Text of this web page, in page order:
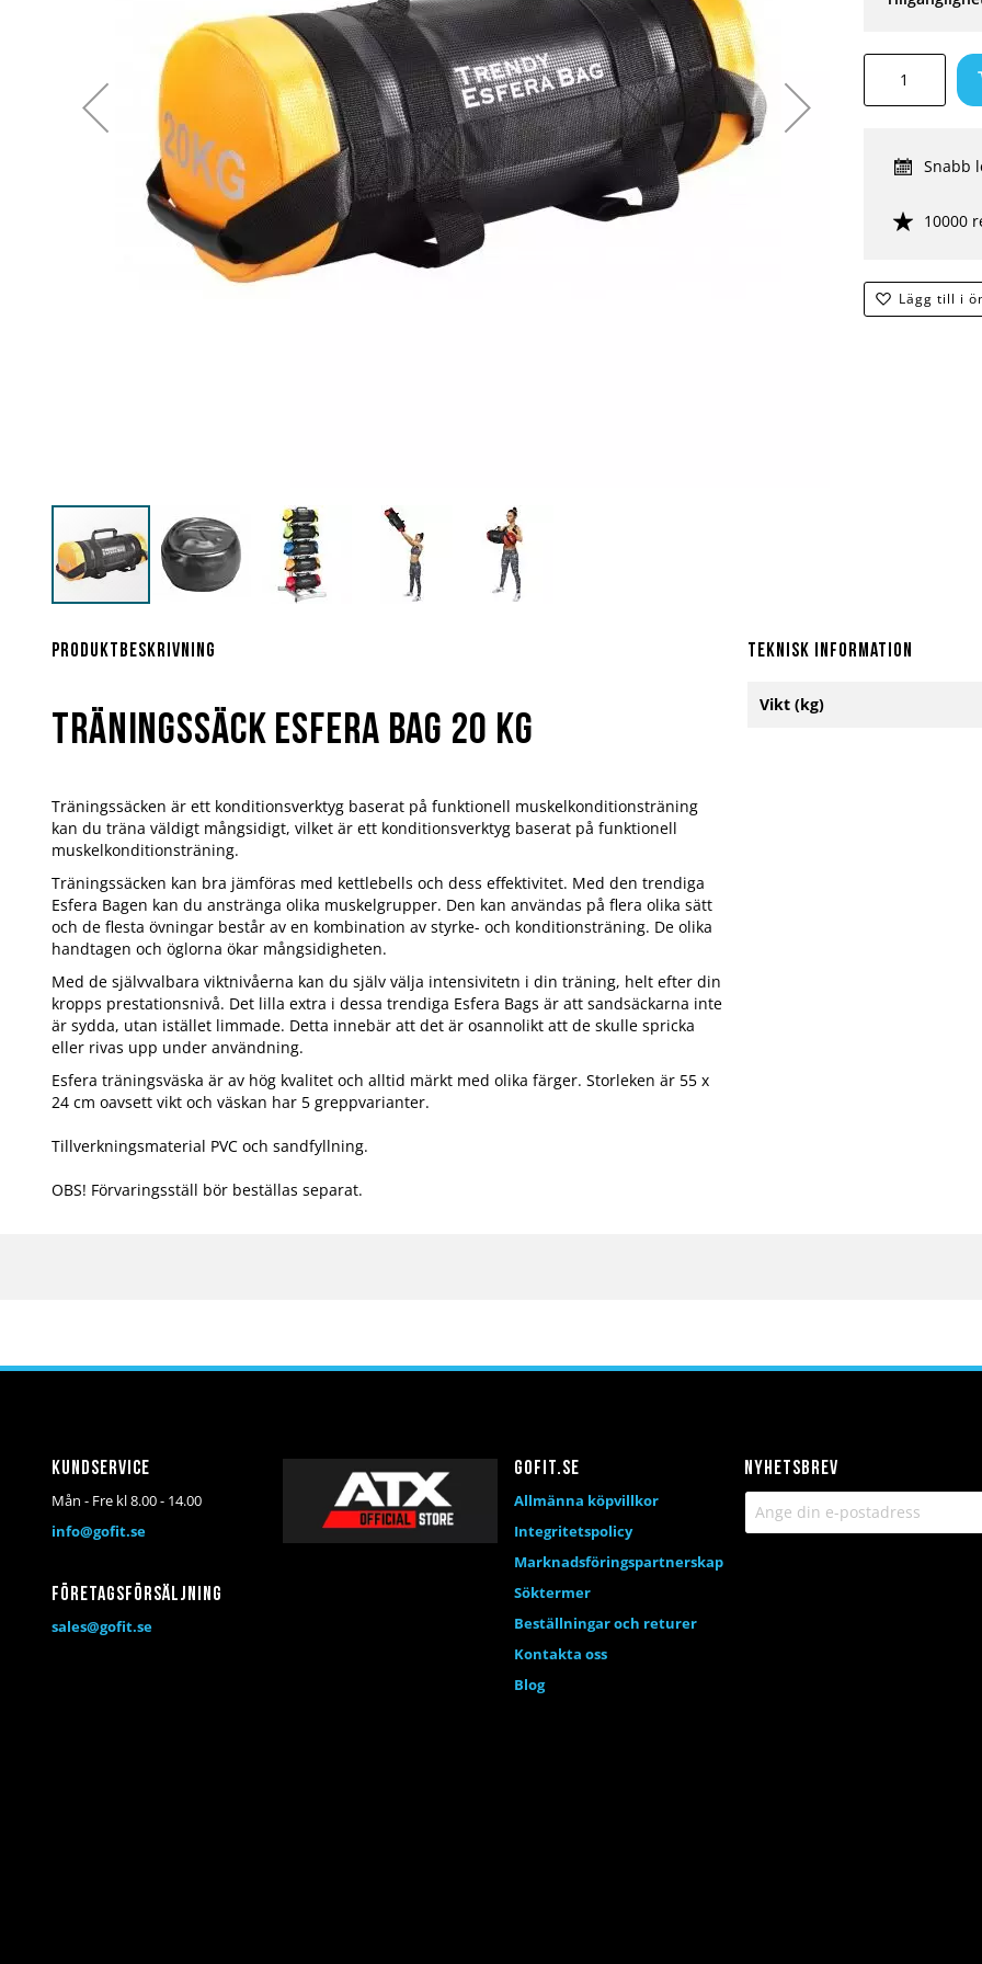
Lägg till i
Snabb
10000
början
Produktbeskrivning
Träningssäck Esfera Bag 20 kg
Träningssäcken är ett konditionsverktyg baserat på funktionell muskelkonditionsträning
kan du träna väldigt mångsidigt, vilket är ett konditionsverktyg baserat på funktionell
muskelkonditionsträning.
Träningssäcken kan bra jämföras med kettlebells och dess effektivitet. Med den trendiga
Esfera Bagen kan du anstränga olika muskelgrupper. Den kan användas på flera olika sätt
och de flesta övningar består av en kombination av styrke- och konditionsträning. De olika
handtagen och öglorna ökar mångsidigheten.
Med de självvalbara viktnivåerna kan du själv välja intensivitetn i din träning, helt efter din
kropps prestationsnivå. Det lilla extra i dessa trendiga Esfera Bags är att sandsäckarna inte
är sydda, utan istället limmade. Detta innebär att det är osannolikt att de skulle spricka
eller rivas upp under användning.
Esfera träningsväska är av hög kvalitet och alltid märkt med olika färger. Storleken är 55 x
24 cm oavsett vikt och väskan har 5 greppvarianter.
Tillverkningsmaterial PVC och sandfyllning.
OBS! Förvaringsställ bör beställas separat.
Teknisk information
information
Vikt (kg)
Nyhetsbrev
Kundservice
Mån - Fre kl 8.00 - 14.00
info@gofit.se
Företagsförsäljning
sales@gofit.se
Gofit.se
Allmänna köpvillkor
Integritetspolicy
Marknadsföringspartnerskap
Söktermer
Beställningar och returer
Kontakta oss
Blog